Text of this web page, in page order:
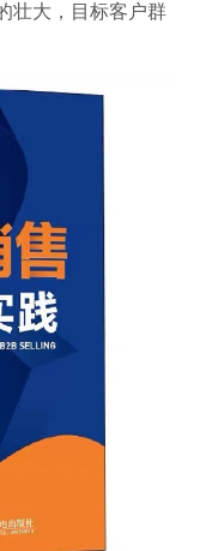
壮大，目标客户群